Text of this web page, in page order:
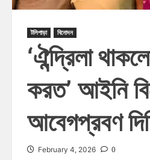
টলিপাড়া বিনোদন
‘ঐন্দ্রিলা
করত’ আইনি
আবেগপ্রবণ
February 4, 2026 0